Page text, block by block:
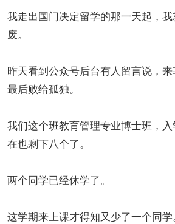
我走出国门决定留学的那一天起，
废。
昨天看到公众号后台有人留言说，
最后败给孤独。
我们这个班教育管理专业博士班，
在也剩下八个了。
两个同学已经休学了。
这学期来上课才得知又少了一个同学